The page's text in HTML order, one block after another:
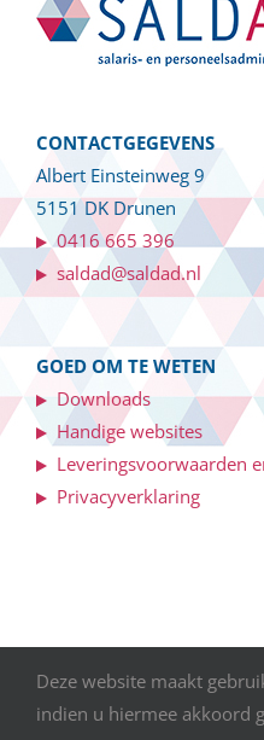
CONTACTGEGEVENS
Albert Einsteinweg 9
5151 DK Drunen
0416 665 396
saldad@saldad.nl
GOED OM TE WETEN
Downloads
Handige websites
Leveringsvoorwaarden
Privacyverklaring
©2026 SALDAD Salaris- en
Deze website maakt
indien u hiermee akkoord